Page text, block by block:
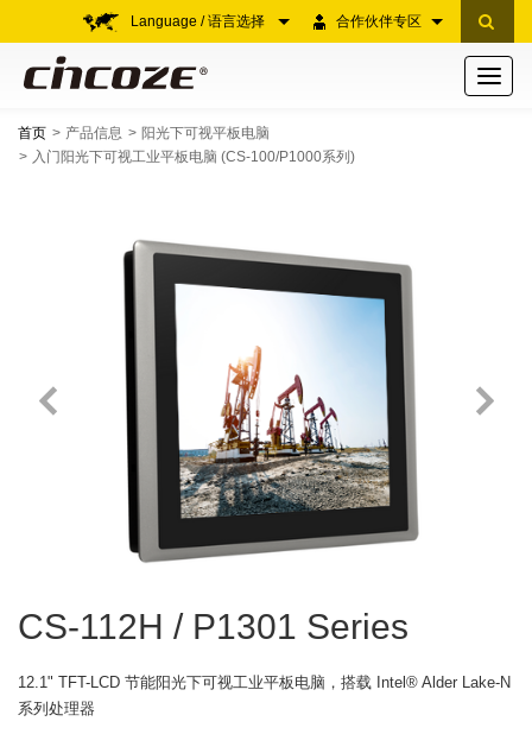
合作伙伴专区
Language / 语言选择
Toggle
首页 产品信息
阳光下可视平板电脑
入门阳光下可视工业平板电脑 (CS-100/P1000系列)
CS-112H / P1301 Series
12.1" TFT-LCD 节能阳光下可视工业平板电脑，搭载 Intel® Alder Lake-N
系列处理器